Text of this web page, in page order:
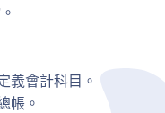
義會計科目。
帳。